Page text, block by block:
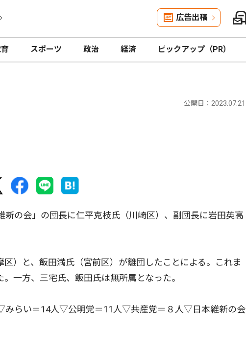
広告出稿
スポーツ 政治 経済 ピックアップ（PR）
公開日：2023.07.21
の会」の団長に仁平克枝氏（川崎区）、副団長に岩田英高
）と、飯田満氏（宮前区）が離団したことによる。これま
一方、三宅氏、飯田氏は無所属となった。
みらい＝14人▽公明党＝11人▽共産党＝８人▽日本維新の会